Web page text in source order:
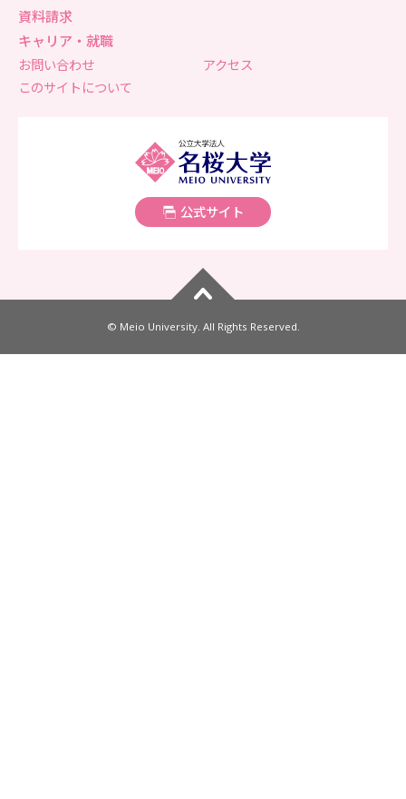
資料請求
キャリア・就職
お問い合わせ
アクセス
このサイトについて
公式サイト
© Meio University. All Rights Reserved.